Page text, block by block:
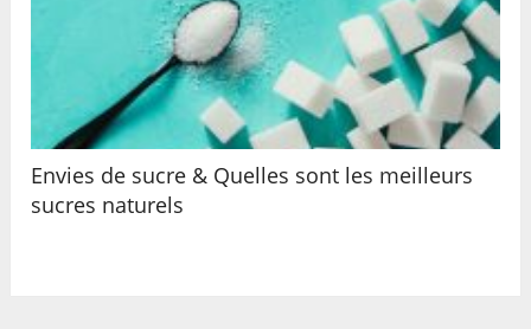
Envies de sucre & Quelles sont les meilleurs
sucres naturels